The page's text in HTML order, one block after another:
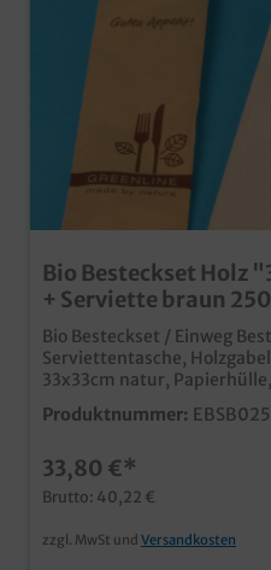
Bio Besteckset Holz "3 in 1" Messer + Gabel
+ Serviette braun
Bio Besteckset / Einweg
Serviettentasche,
33x33cm natur,
Stück in VEPraktisches und
BestecksetMesser und
EinwegbesteckIn
PapierhülleIndividuell
Produktnummer:
33,80 €*
Brutto: 40,22 €
zzgl. MwSt und Versandkosten